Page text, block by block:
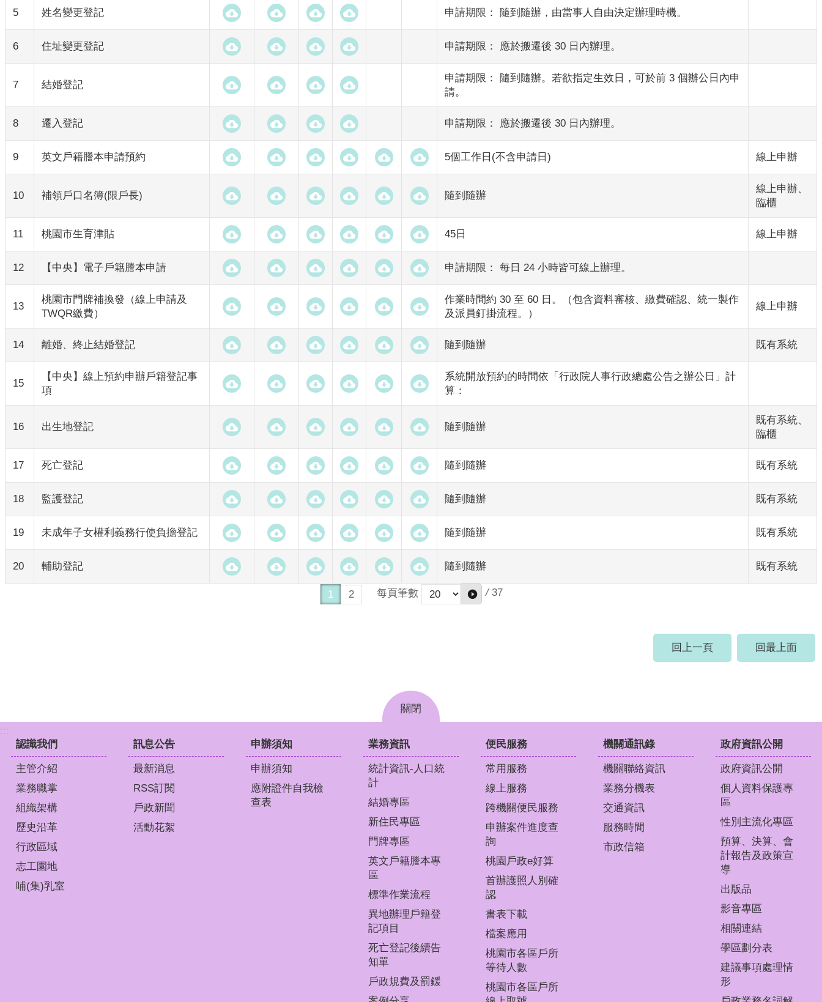
5 姓名變更登記 申請期限： 隨到隨辦，由當事人自由決定辦理時機。
6 住址變更登記 申請期限： 應於搬遷後 30 日內辦理。
7 結婚登記
申請期限： 隨到隨辦。若欲指定生效日，可於前 3 個辦公日內申
請。
8 遷入登記 申請期限： 應於搬遷後 30 日內辦理。
9 英文戶籍謄本申請預約 5個工作日(不含申請日) 線上申辦
10 補領戶口名簿(限戶長) 隨到隨辦
線上申辦、
臨櫃
11 桃園市生育津貼 45日 線上申辦
12 【中央】電子戶籍謄本申請 申請期限： 每日 24 小時皆可線上辦理。
13
桃園市門牌補換發（線上申請及
TWQR繳費）
作業時間約 30 至 60 日。（包含資料審核、繳費確認、統一製作
及派員釘掛流程。）
線上申辦
14 離婚、終止結婚登記 隨到隨辦 既有系統
15
【中央】線上預約申辦戶籍登記事
項
系統開放預約的時間依「行政院人事行政總處公告之辦公日」計
算：
16 出生地登記 隨到隨辦
既有系統、
臨櫃
17 死亡登記 隨到隨辦 既有系統
18 監護登記 隨到隨辦 既有系統
19 未成年子女權利義務行使負擔登記 隨到隨辦 既有系統
20 輔助登記 隨到隨辦 既有系統
1 2 每頁筆數 / 37
回上一頁 回最上面
關閉
:::
認識我們
主管介紹
業務職掌
組織架構
歷史沿革
行政區域
志工園地
哺(集)乳室
訊息公告
最新消息
RSS訂閱
戶政新聞
活動花絮
申辦須知
申辦須知
應附證件自我檢
查表
業務資訊
統計資訊-人口統
計
結婚專區
新住民專區
門牌專區
英文戶籍謄本專
區
標準作業流程
異地辦理戶籍登
記項目
死亡登記後續告
知單
戶政規費及罰鍰
便民服務
常用服務
線上服務
跨機關便民服務
申辦案件進度查
詢
桃園戶政e好算
首辦護照人別確
認
書表下載
檔案應用
桃園市各區戶所
等待人數
桃園市各區戶所
機關通訊錄
機關聯絡資訊
業務分機表
交通資訊
服務時間
市政信箱
政府資訊公開
政府資訊公開
個人資料保護專
區
性別主流化專區
預算、決算、會
計報告及政策宣
導
出版品
影音專區
相關連結
學區劃分表
建議事項處理情
形